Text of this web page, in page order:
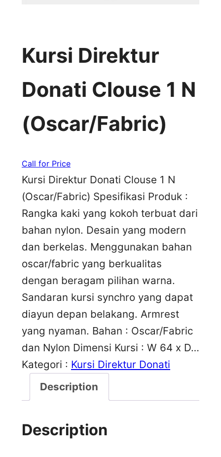
Kursi Direktur
Donati Clouse 1 N
(Oscar/Fabric)
Call for Price
Kursi Direktur Donati Clouse 1 N
(Oscar/Fabric) Spesifikasi Produk :
Rangka kaki yang kokoh terbuat dari
bahan nylon. Desain yang modern
dan berkelas. Menggunakan bahan
oscar/fabric yang berkualitas
dengan beragam pilihan warna.
Sandaran kursi synchro yang dapat
diayun depan belakang. Armrest
yang nyaman. Bahan : Oscar/Fabric
dan Nylon Dimensi Kursi : W 64 x D…
Kategori : Kursi Direktur Donati
Description
Description